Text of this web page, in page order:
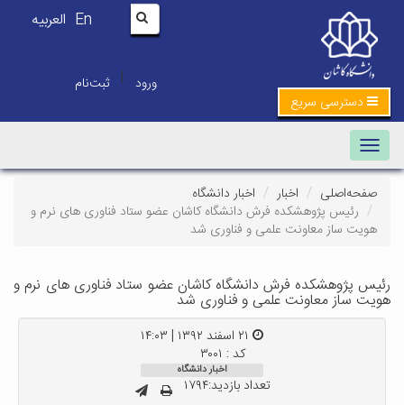
En العربیه
ورود | ثبت‌نام
دسترسی سریع
Toggle navigation
صفحه‌اصلی اخبار
اخبار دانشگاه
رئیس پژوهشکده فرش دانشگاه کاشان عضو ستاد فناوری های نرم و
هویت ساز معاونت علمی و فناوری شد
رئیس پژوهشکده فرش دانشگاه کاشان عضو ستاد فناوری های نرم و
هویت ساز معاونت علمی و فناوری شد
کد : ۳۰۰۱
اخبار دانشگاه
تعداد بازدید:۱۷۹۴